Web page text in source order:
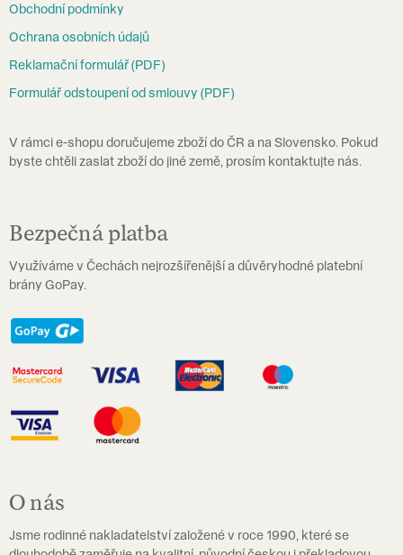
Obchodní podmínky
Ochrana osobních údajů
Reklamační formulář (PDF)
Formulář odstoupení od smlouvy (PDF)
V rámci e-shopu doručujeme zboží do ČR a na Slovensko. Pokud
byste chtěli zaslat zboží do jiné země, prosím kontaktujte nás.
Bezpečná platba
Využíváme v Čechách nejrozšířenější a důvěryhodné platební
brány GoPay.
O nás
Jsme rodinné nakladatelství založené v roce 1990, které se